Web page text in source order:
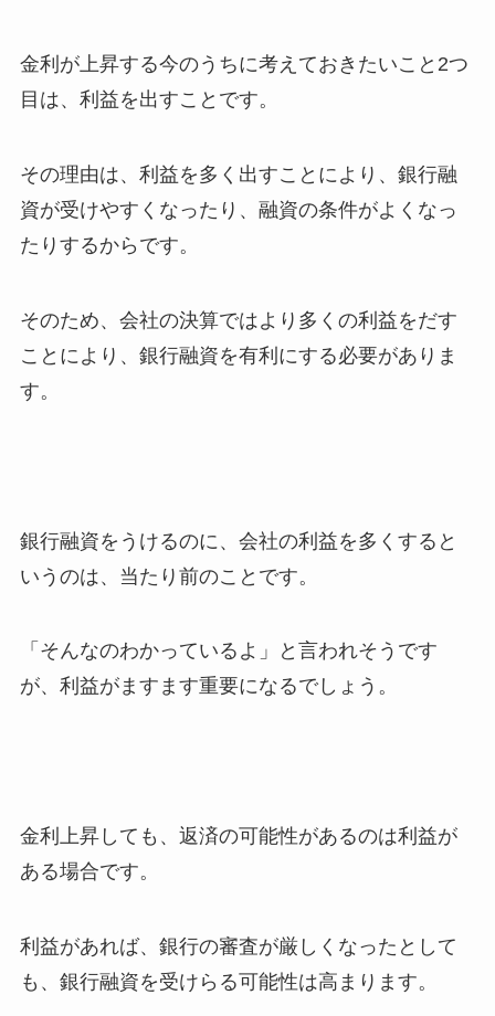
金利が上昇する今のうちに考えておきたいこと2つ
目は、利益を出すことです。
その理由は、利益を多く出すことにより、銀行融
資が受けやすくなったり、融資の条件がよくなっ
たりするからです。
そのため、会社の決算ではより多くの利益をだす
ことにより、銀行融資を有利にする必要がありま
す。
銀行融資をうけるのに、会社の利益を多くすると
いうのは、当たり前のことです。
「そんなのわかっているよ」と言われそうです
が、利益がますます重要になるでしょう。
金利上昇しても、返済の可能性があるのは利益が
ある場合です。
利益があれば、銀行の審査が厳しくなったとして
も、銀行融資を受けらる可能性は高まります。